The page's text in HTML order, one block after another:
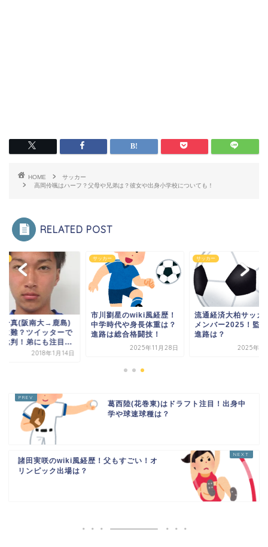
HOME
サッカー
高岡伶颯はハーフ？父母や兄弟は？彼女や出身小学校についても！
RELATED POST
一真(阪南大→鹿島)
に難？ツイッターで
批判！弟にも注目...
2018年1月14日
サッカー
市川劉星のwiki風経歴！
中学時代や身長体重は？
進路は総合格闘技！
2025年11月28日
サッカー
流通経済大柏サッカ
メンバー2025！監
進路は？
2025年1
葛西陸(花巻東)はドラフト注目！出身中
学や球速球種は？
諸田実咲のwiki風経歴！父もすごい！オ
リンピック出場は？